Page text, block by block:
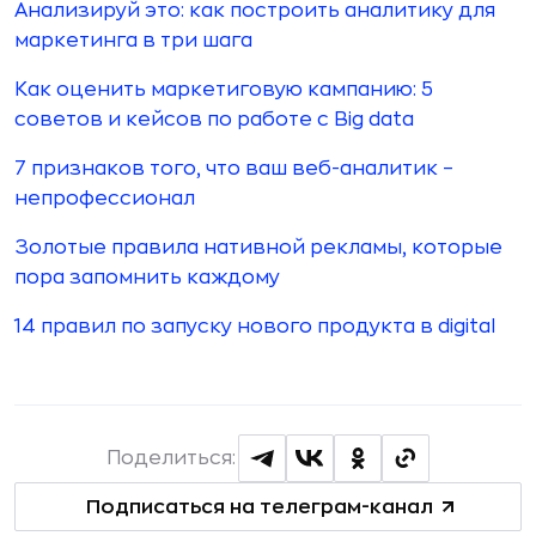
Анализируй это: как построить аналитику для
маркетинга в три шага
Как оценить маркетиговую кампанию: 5
советов и кейсов по работе с Big data
7 признаков того, что ваш веб-аналитик –
непрофессионал
Золотые правила нативной рекламы, которые
пора запомнить каждому
14 правил по запуску нового продукта в digital
Подписаться на телеграм-канал
Поделиться: